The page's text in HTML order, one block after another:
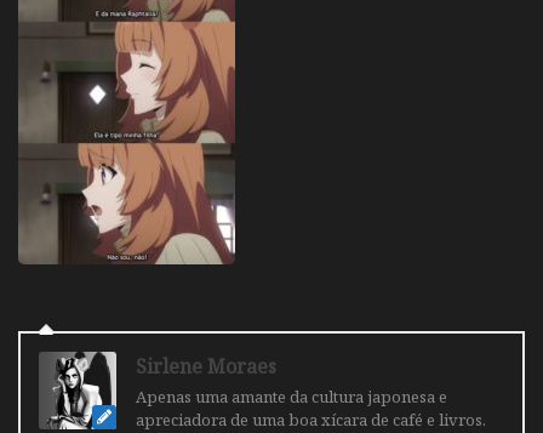
Sirlene Moraes
Apenas uma amante da cultura japonesa e
apreciadora de uma boa xícara de café e livros.